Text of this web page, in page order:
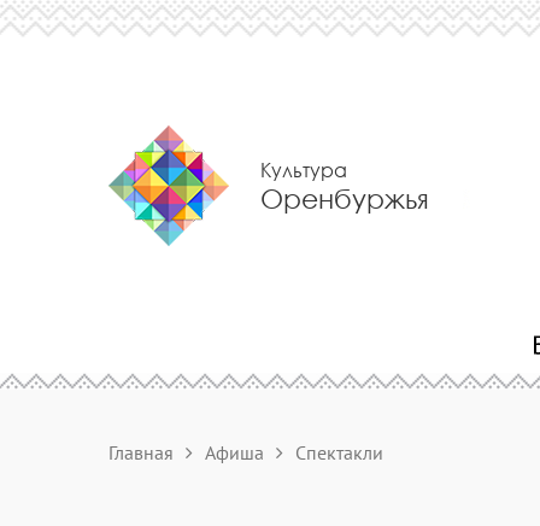
Культура
Оренбуржья
Главная Афиша Спектакли